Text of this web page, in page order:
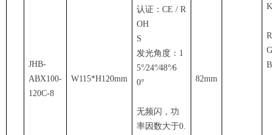
认证：CE / R
OH
S
发光角度：1
5°∕24°∕48°∕6
0°
无频闪，功
率因数大于0.
K
R
G
B
JHB-
ABX100-
120C-8
W115*H120mm 82mm